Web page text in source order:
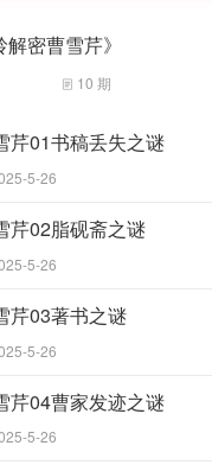
解密曹雪芹》
10 期
芹01书稿丢失之谜
5-26
芹02脂砚斋之谜
5-26
芹03著书之谜
5-26
芹04曹家发迹之谜
5-26